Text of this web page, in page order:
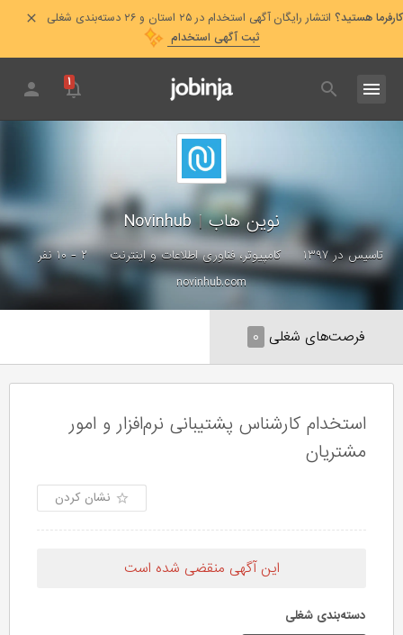
کارفرما هستید؟ انتشار رایگان آگهی استخدام در ۲۵ استان و ۲۶ دسته‌بندی شغلی
ثبت آگهی استخدام
۱
نوین هاب|
Novinhub
تاسیس در ۱۳۹۷ کامپیوتر، فناوری اطلاعات و اینترنت
۲ - ۱۰ نفر
novinhub.com
فرصت‌های شغلی ۰
استخدام کارشناس پشتیبانی نرم‌افزار و امور
مشتریان
نشان کردن
این آگهی منقضی شده است
دسته‌بندی شغلی